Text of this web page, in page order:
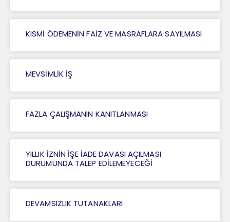
KISMİ ÖDEMENİN FAİZ VE MASRAFLARA SAYILMASI
MEVSİMLİK İŞ
FAZLA ÇALIŞMANIN KANITLANMASI
YILLIK İZNİN İŞE İADE DAVASI AÇILMASI
DURUMUNDA TALEP EDİLEMEYECEĞİ
DEVAMSIZLIK TUTANAKLARI